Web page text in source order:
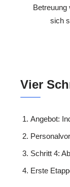
Betreuung
sich
Vier
Angebot:
Schritt 4:
Erste